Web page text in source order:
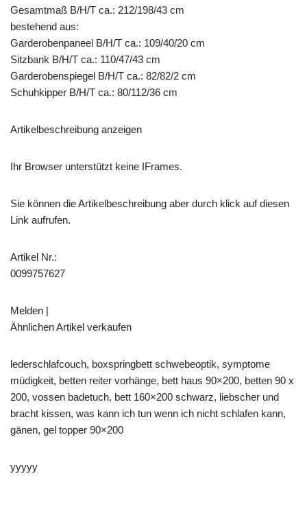
Gesamtmaß B/H/T ca.: 212/198/43 cm
bestehend aus:
Garderobenpaneel B/H/T ca.: 109/40/20 cm
Sitzbank B/H/T ca.: 110/47/43 cm
Garderobenspiegel B/H/T ca.: 82/82/2 cm
Schuhkipper B/H/T ca.: 80/112/36 cm
Artikelbeschreibung anzeigen
Ihr Browser unterstützt keine IFrames.
Sie können die Artikelbeschreibung aber durch klick auf diesen
Link aufrufen.
Artikel Nr.:
0099757627
Melden |
Ähnlichen Artikel verkaufen
lederschlafcouch, boxspringbett schwebeoptik, symptome
müdigkeit, betten reiter vorhänge, bett haus 90×200, betten 90 x
200, vossen badetuch, bett 160×200 schwarz, liebscher und
bracht kissen, was kann ich tun wenn ich nicht schlafen kann,
gänen, gel topper 90×200
yyyyy